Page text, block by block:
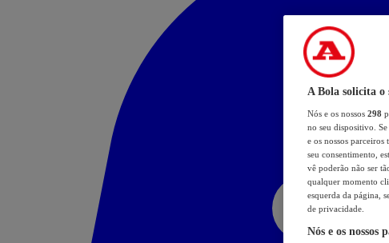
A Bola solicita o
Nós e os nossos 298
no seu dispositivo.
e os nossos
seu consentimento,
vê poderão não ser
qualquer momento
esquerda da página,
de privacidade.
Nós e os nossos